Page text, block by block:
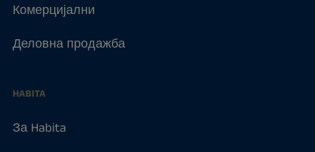
Комерцијални
Деловна продажба
HABITA
За Habita